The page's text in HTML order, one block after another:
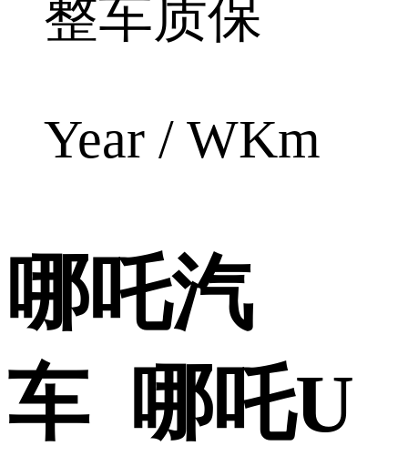
整车质保
Year / WKm
哪吒汽
车 哪吒U